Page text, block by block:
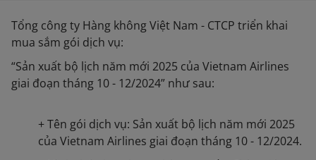
Tổng công ty Hàng không Việt Nam - CTCP triển khai
mua sắm gói dịch vụ:
“Sản xuất bộ lịch năm mới 2025 của Vietnam Airlines
giai đoạn tháng 10 - 12/2024” như sau:
+ Tên gói dịch vụ: Sản xuất bộ lịch năm mới 2025
của Vietnam Airlines giai đoạn tháng 10 - 12/2024.